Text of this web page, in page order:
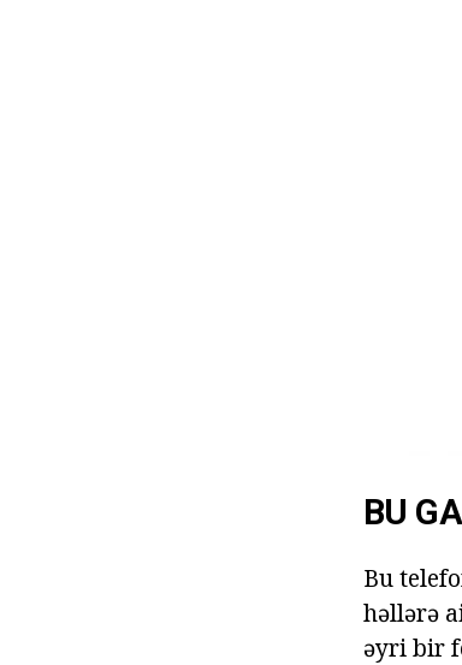
BU
Bu
həllərə
əyri bir